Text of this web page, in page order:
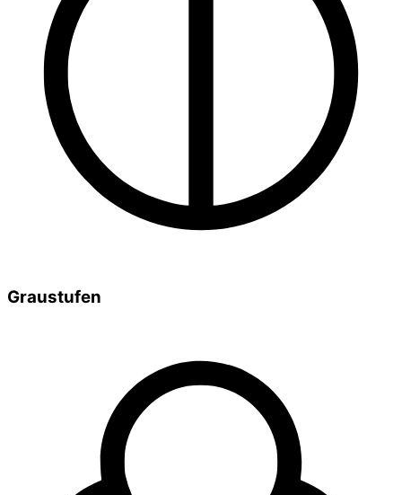
Graustufen